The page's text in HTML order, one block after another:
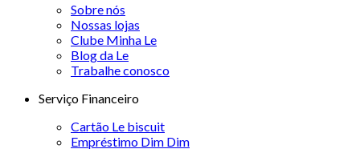
Sobre nós
Nossas lojas
Clube Minha Le
Blog da Le
Trabalhe conosco
Serviço Financeiro
Cartão Le biscuit
Empréstimo Dim Dim